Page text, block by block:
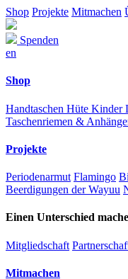
Shop Projekte Mitmachen
Spenden
en
Shop
Handtaschen Hüte Kinder
Taschenriemen &
Projekte
Periodenarmut Flamingo
Beerdigungen der Wayuu
Einen Unterschied
Mitgliedschaft
Mitmachen